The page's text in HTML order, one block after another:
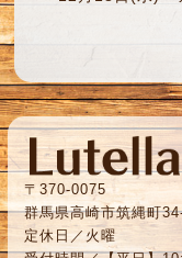
〒370-0075
群馬県高崎市筑縄町
定休日／火曜